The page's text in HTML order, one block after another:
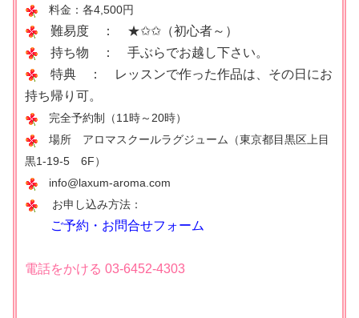
料金：各4,500円
難易度 ： ★✩✩（初心者～）
持ち物 ： 手ぶらでお越し下さい。
特典 ： レッスンで作った作品は、その日にお
持ち帰り可。
完全予約制（11時～20時）
場所 アロマスクールラグジューム（東京都目黒区上目
黒1-19-5 6F）
info@laxum-aroma.com
お申し込み方法：
ご予約・お問合せフォーム
電話をかける 03-6452-4303